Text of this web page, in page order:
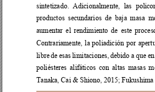
sintetizado. Adicionalmente, las
productos  secundarios  de baja masa
aumentar el rendimiento de este
Contrariamente, la poliadición por
libre de esas limitaciones, debido aquee
poliésteres alifáticos con altas masas
Tanaka, Cai & Shiono, 2015;